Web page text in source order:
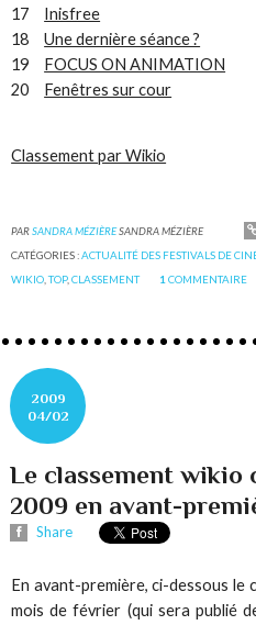
17
Inisfree
18
Une dernière séance ?
19
FOCUS ON ANIMATION
20
Fenêtres sur cour
Classement par Wikio
PARSANDRA MÉZIÈRESANDRA MÉZIÈRE
CATÉGORIES :ACTUALITÉ DES FESTIVALS DE
WIKIO ,TOP,CLASSEMENT 1 COMMENTAIRE
2009
04/02
Le classement wikio
2009 en avant-
Share
En avant-première, ci-dessous le
mois de février (qui sera publié